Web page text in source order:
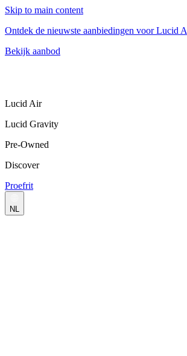
Skip to main content
Ontdek de nieuwste aanbiedingen voor Lucid
Bekijk aanbod
Lucid Air
Lucid Gravity
Pre-Owned
Discover
Proefrit
NL